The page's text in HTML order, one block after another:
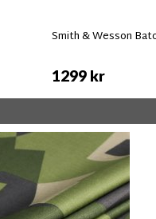
Smith & Wesson
1299 kr